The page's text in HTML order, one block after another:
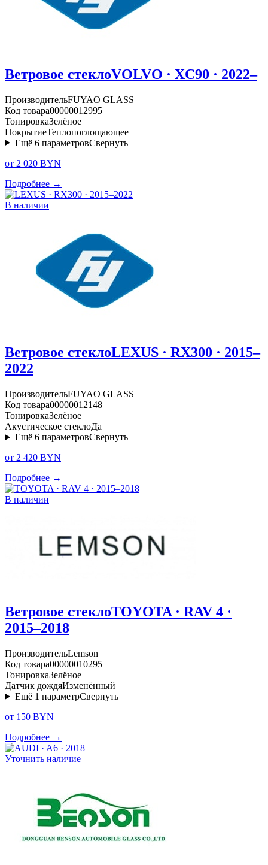
Ветровое стеклоVOLVO · XC90 · 2022–
ПроизводительFUYAO GLASS
Код товара00000012995
ТонировкаЗелёное
ПокрытиеТеплопоглощающее
Ещё 6 параметровСвернуть
от 2 020 BYN
Подробнее →
В наличии
Ветровое стеклоLEXUS · RX300 · 2015–
2022
ПроизводительFUYAO GLASS
Код товара00000012148
ТонировкаЗелёное
Акустическое стеклоДа
Ещё 6 параметровСвернуть
от 2 420 BYN
Подробнее →
В наличии
Ветровое стеклоTOYOTA · RAV 4 ·
2015–2018
ПроизводительLemson
Код товара00000010295
ТонировкаЗелёное
Датчик дождяИзменённый
Ещё 1 параметрСвернуть
от 150 BYN
Подробнее →
Уточнить наличие